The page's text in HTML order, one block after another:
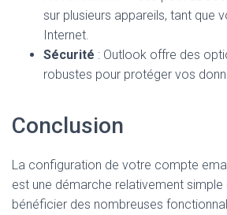
sur plusieurs appareils, tant que
Internet.
Sécurité : Outlook offre des
robustes pour protéger vos
Conclusion
La configuration de votre compte
est une démarche relativement
bénéficier des nombreuses